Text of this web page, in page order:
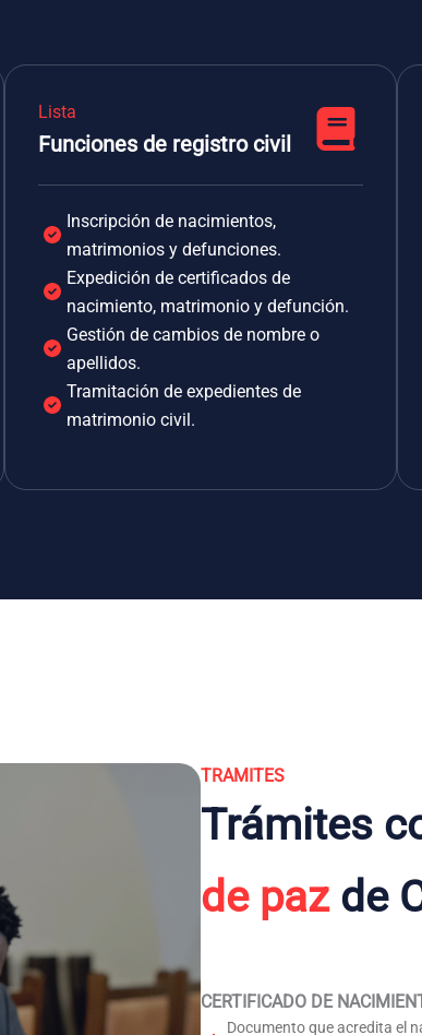
Lista
Funciones de registro civil
Inscripción de nacimientos,
matrimonios y defunciones.
Expedición de certificados de
nacimiento, matrimonio y defunción.
Gestión de cambios de nombre o
apellidos.
Tramitación de expedientes de
matrimonio civil.
TRAMITES
Trámites
de pazde
CERTIFICADO DE
Documento que acredita el